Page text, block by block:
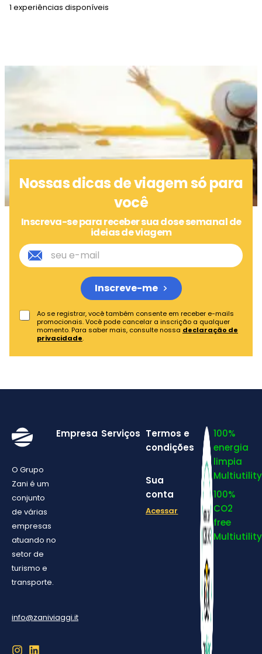
1 experiências disponíveis
Nossas dicas de viagem só para
você
Inscreva-se para receber sua dose semanal de
ideias de viagem
Ao se registrar, você também consente em receber e-mails
promocionais. Você pode cancelar a inscrição a qualquer
momento. Para saber mais, consulte nossa declaração de
privacidade.
Inscreve-me
O Grupo
Zani é um
conjunto
de várias
empresas
atuando no
setor de
turismo e
transporte.
info@zaniviaggi.it
Empresa Serviços Termos e
condições
Sua
conta
Acessar
100%
energia
limpia
Multiutility
100%
CO2
free
Multiutility